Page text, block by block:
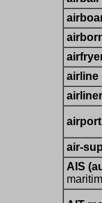
airline
airliner
air-
AIS